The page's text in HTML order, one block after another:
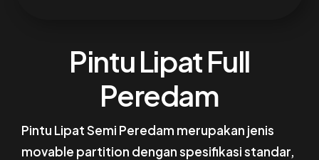
Pintu Lipat Full
Peredam
Pintu Lipat Semi Peredam merupakan jenis
movable partition dengan spesifikasi standar,